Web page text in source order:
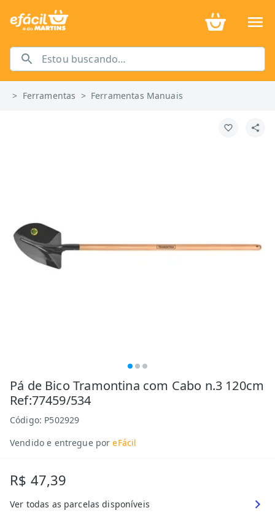
> Ferramentas > Ferramentas Manuais
Pá de Bico Tramontina com Cabo n.3 120cm
Ref:77459/534
Código: P502929
Vendido e entregue por eFácil
R$ 47,39
Ver todas as parcelas disponíveis